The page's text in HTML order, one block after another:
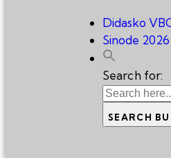
Didasko
Sinode 2026
Search for:
SEARCH